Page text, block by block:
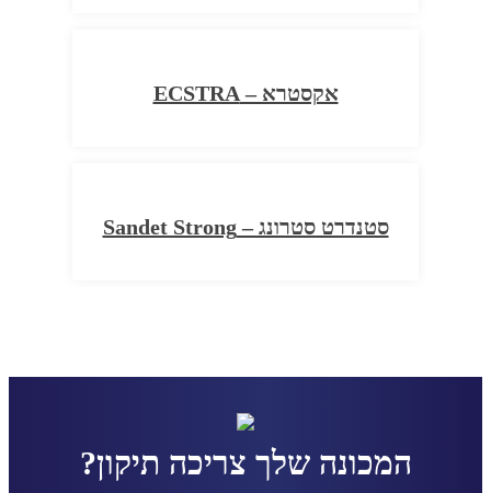
אקסטרא – ECSTRA
סטנדרט סטרונג – Sandet Strong
המכונה שלך צריכה תיקון?